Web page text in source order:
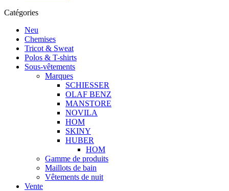
Catégories
Neu
Chemises
Tricot & Sweat
Polos & T-shirts
Sous-vêtements
Marques
SCHIESSER
OLAF BENZ
MANSTORE
NOVILA
HOM
SKINY
HUBER
HOM
Gamme de produits
Maillots de bain
Vêtements de nuit
Vente